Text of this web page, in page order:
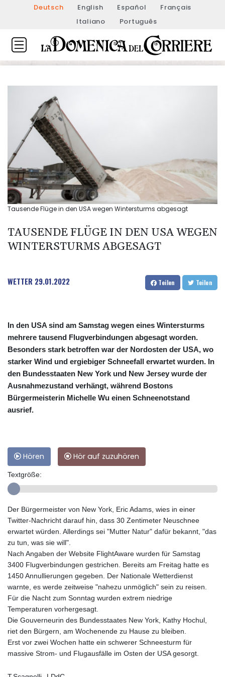
Deutsch English Español
Français
Italiano
Português
Tausende Flüge in den USA wegen Wintersturms abgesagt
TAUSENDE FLÜGE IN DEN USA WEGEN
WINTERSTURMS ABGESAGT
WETTER 29.01.2022 Teilen Teilen
In den USA sind am Samstag wegen eines Wintersturms
mehrere tausend Flugverbindungen abgesagt worden.
Besonders stark betroffen war der Nordosten der USA, wo
starker Wind und ergiebiger Schneefall erwartet wurden. In
den Bundesstaaten New York und New Jersey wurde der
Ausnahmezustand verhängt, während Bostons
Bürgermeisterin Michelle Wu einen Schneenotstand
ausrief.
Hören Hör auf zuzuhören
Textgröße:
Der Bürgermeister von New York, Eric Adams, wies in einer
Twitter-Nachricht darauf hin, dass 30 Zentimeter Neuschnee
erwartet würden. Allerdings sei "Mutter Natur" dafür bekannt, "das
zu tun, was sie will".
Nach Angaben der Website FlightAware wurden für Samstag
3400 Flugverbindungen gestrichen. Bereits am Freitag hatte es
1450 Annullierungen gegeben. Der Nationale Wetterdienst
warnte, es werde zeitweise "nahezu unmöglich" sein zu reisen.
Für die Nacht zum Sonntag wurden extrem niedrige
Temperaturen vorhergesagt.
Die Gouverneurin des Bundesstaates New York, Kathy Hochul,
riet den Bürgern, am Wochenende zu Hause zu bleiben.
Erst vor zwei Wochen hatte ein schwerer Schneesturm für
massive Strom- und Flugausfälle im Osten der USA gesorgt.